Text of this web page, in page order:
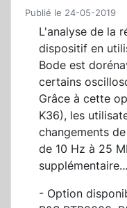
Publié le 24-05-2019
L'analyse de la
dispositif en
Bode est
certains
Grâce à cette
K36), les
changements
de 10 Hz à 25
supplémentaire.
- Option